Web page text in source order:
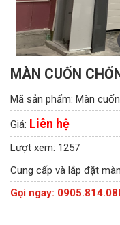
MÀN CUỐN
Mã sản phẩm: Màn
Giá: Liên hệ
Lượt xem: 1257
Cung cấp và lắp đặt
Gọi ngay: